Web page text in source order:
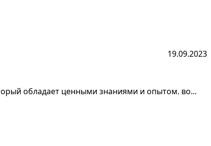
19.09.2023
обладает ценными знаниями и опытом. во...